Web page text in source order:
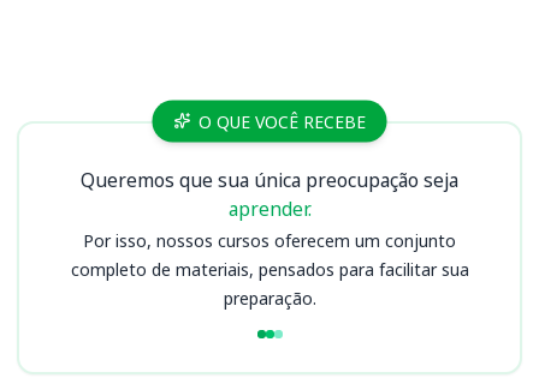
Cursos DPE RJO QUE VOCÊ RECEBE
Queremos que sua única preocupação seja
aprender.
Por isso, nossos cursos oferecem um conjunto
completo de materiais, pensados para facilitar sua
preparação.